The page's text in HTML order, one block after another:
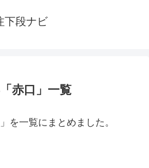
下段ナビ
赤口」一覧
を一覧にまとめました。